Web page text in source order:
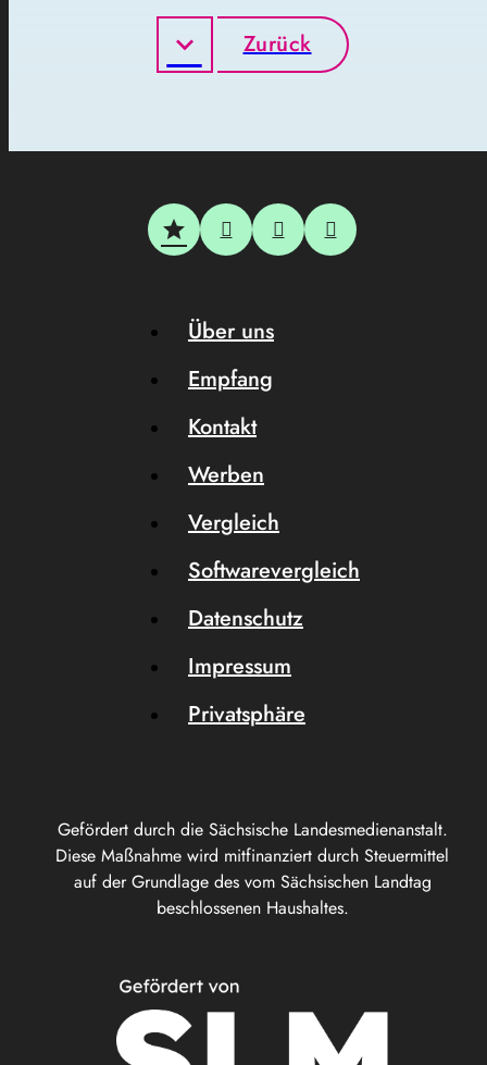
Zurück
Gefördert durch die Sächsische Landesmedienanstalt.
Diese Maßnahme wird mitfinanziert durch Steuermittel
auf der Grundlage des vom Sächsischen Landtag
beschlossenen Haushaltes.
Über uns
Empfang
Kontakt
Werben
Vergleich
Softwarevergleich
Datenschutz
Impressum
Privatsphäre